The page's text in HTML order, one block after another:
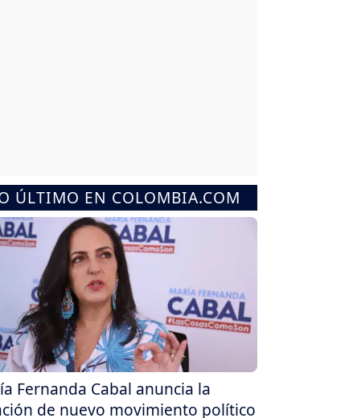
ÚLTIMO EN COLOMBIA.COM
Fernanda Cabal anuncia la
de nuevo movimiento político